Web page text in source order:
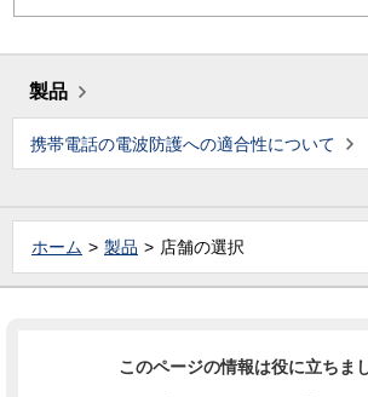
製品
携帯電話の電波防護への適合性について
ホーム 製品 店舗の選択
このページの情報は役に立ちま